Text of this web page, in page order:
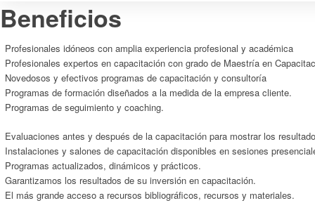
Beneficios
Profesionales idóneos con amplia experiencia profesional y académica
Profesionales expertos en capacitación con grado de Maestría en
Novedosos y efectivos programas de capacitación y consultoría
Programas de formación diseñados a la medida de la empresa cliente.
Programas de seguimiento y coaching.
Evaluaciones antes y después de la capacitación para mostrar los
Instalaciones y salones de capacitación disponibles en sesiones
Programas actualizados, dinámicos y prácticos.
Garantizamos los resultados de su inversión en capacitación.
El más grande acceso a recursos bibliográficos, recursos y materiales.